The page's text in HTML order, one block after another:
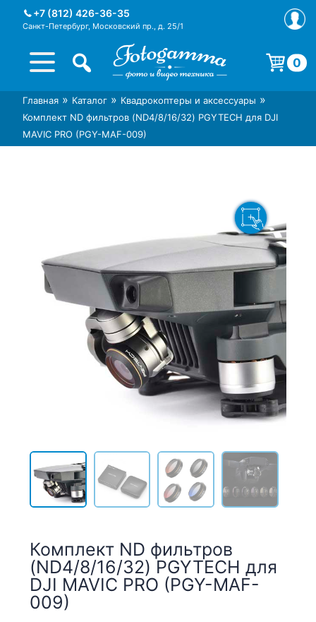
+7 (812) 426-36-35
Санкт-Петербург, Московский пр., д. 25/1
Интернет-магазин фототехники
Foto-Gamma в СПб
Магазин фотоаксессуаров foto-
gamma.ru
0
Корзина пуста.
Главная » Каталог » Квадрокоптеры и аксессуары »
Комплект ND фильтров (ND4/8/16/32) PGYTECH для DJI
MAVIC PRO (PGY-MAF-009)
Комплект ND фильтров
(ND4/8/16/32) PGYTECH для
DJI MAVIC PRO (PGY-MAF-
009)